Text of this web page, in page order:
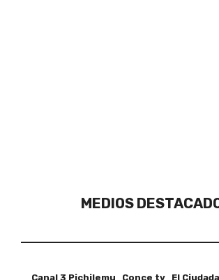
MEDIOS
Canal 3 Pichilemu Conce tv El